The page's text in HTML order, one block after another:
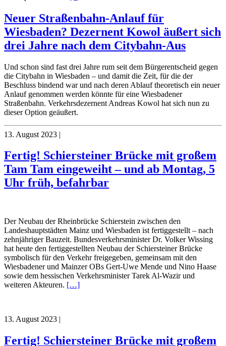
Neuer Straßenbahn-Anlauf für
Wiesbaden? Dezernent Kowol äußert sich
drei Jahre nach dem Citybahn-Aus
Und schon sind fast drei Jahre rum seit dem Bürgerentscheid gegen
die Citybahn in Wiesbaden – und damit die Zeit, für die der
Beschluss bindend war und nach deren Ablauf theoretisch ein neuer
Anlauf genommen werden könnte für eine Wiesbadener
Straßenbahn. Verkehrsdezernent Andreas Kowol hat sich nun zu
dieser Option geäußert.
13. August 2023 |
Fertig! Schiersteiner Brücke mit großem
Tam Tam eingeweiht – und ab Montag, 5
Uhr früh, befahrbar
Der Neubau der Rheinbrücke Schierstein zwischen den
Landeshauptstädten Mainz und Wiesbaden ist fertiggestellt – nach
zehnjähriger Bauzeit. Bundesverkehrsminister Dr. Volker Wissing
hat heute den fertiggestellten Neubau der Schiersteiner Brücke
symbolisch für den Verkehr freigegeben, gemeinsam mit den
Wiesbadener und Mainzer OBs Gert-Uwe Mende und Nino Haase
sowie dem hessischen Verkehrsminister Tarek Al-Wazir und
weiteren Akteuren. […]
13. August 2023 |
Fertig! Schiersteiner Brücke mit großem